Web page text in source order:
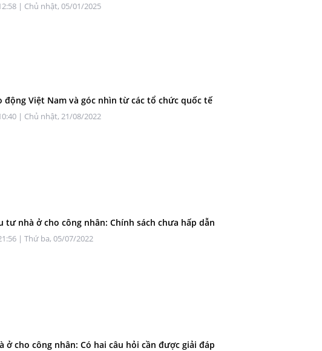
| Chủ nhật, 05/01/2025
động Việt Nam và góc nhìn từ các tổ chức quốc tế
| Chủ nhật, 21/08/2022
tư nhà ở cho công nhân: Chính sách chưa hấp dẫn
| Thứ ba, 05/07/2022
ở cho công nhân: Có hai câu hỏi cần được giải đáp